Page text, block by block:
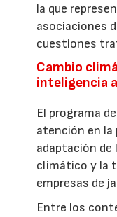
la que
asociaciones
cuestiones
Cambio
inteligencia
El programa
atención en la
adaptación de
climático y la
empresas de
Entre los